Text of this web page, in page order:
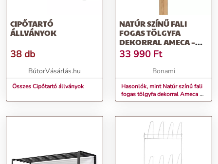
CIPŐTARTÓ
ÁLLVÁNYOK
38 db
BútorVásárlás.hu
Összes Cipőtartó állványok
NATÚR SZÍNŰ FALI
FOGAS TÖLGYFA
DEKORRAL AMECA –
GERMANIA
33 990 Ft
Bonami
Hasonlók, mint Natúr színű fali
fogas tölgyfa dekorral Ameca –
Germania